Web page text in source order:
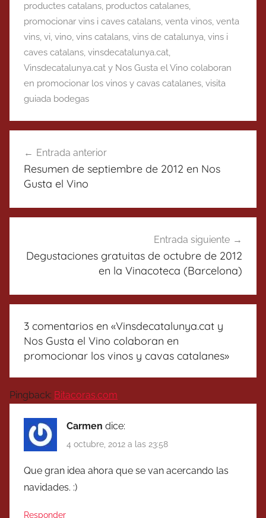
productes catalans, productos catalanes,
promocionar vins i caves catalans, venta vinos, venta
vins, vi, vino, vins catalans, vins de catalunya, vins i
caves catalans, vinsdecatalunya.cat,
Vinsdecatalunya.cat y Nos Gusta el Vino colaboran
en promocionar los vinos y cavas catalanes, visita
guiada bodegas
de
entradas
Entrada anterior
Resumen de septiembre de 2012 en Nos
Gusta el Vino
Entrada siguiente
Degustaciones gratuitas de octubre de 2012
en la Vinacoteca (Barcelona)
3 comentarios en «Vinsdecatalunya.cat y
Nos Gusta el Vino colaboran en
promocionar los vinos y cavas catalanes»
Pingback: Bitacoras.com
Carmen dice:
4 octubre, 2012 a las 23:58
Que gran idea ahora que se van acercando las
navidades. :)
Responder